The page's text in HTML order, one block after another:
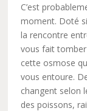
C’est
moment. Doté
la rencontre
vous fait
cette osmose
vous entoure.
changent selon
des poissons,